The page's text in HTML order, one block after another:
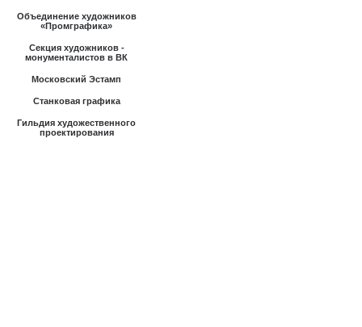
Объединение художников
«Промграфика»
Секция художников -
монументалистов в ВК
Московский Эстамп
Станковая графика
Гильдия художественного
проектирования